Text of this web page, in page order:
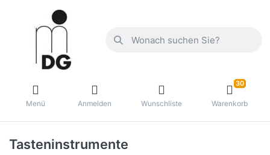
Menü Anmelden Wunschliste
30
Warenkorb
Tasteninstrumente